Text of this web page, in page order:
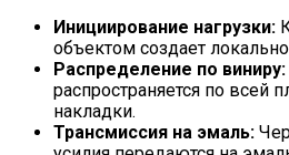
Инициирование нагрузки:
объектом создает
Распределение по виниру:
распространяется по всей
накладки.
Трансмиссия на эмаль: